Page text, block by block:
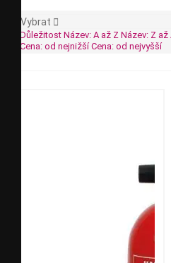
Vybrat 
Důležitost Název: A až Z Název: Z až
Cena: od nejnižšíCena: od nejvyšší